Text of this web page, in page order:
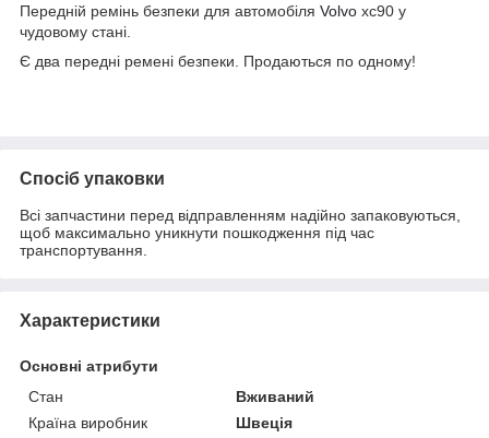
Передній ремінь безпеки для автомобіля Volvo xc90 у
чудовому стані.
Є два передні ремені безпеки. Продаються по одному!
Спосіб упаковки
Всі запчастини перед відправленням надійно запаковуються,
щоб максимально уникнути пошкодження під час
транспортування.
Характеристики
Основні атрибути
Стан
Вживаний
Країна виробник
Швеція